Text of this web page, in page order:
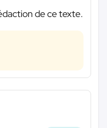
de ce texte.